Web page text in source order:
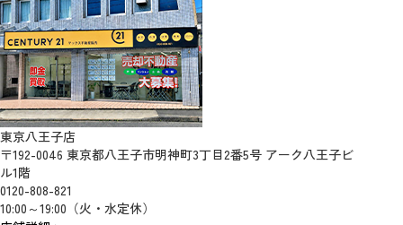
東京八王子店
〒192-0046 東京都八王子市明神町3丁目2番5号 アーク八王子ビ
ル1階
0120-808-821
10:00～19:00（火・水定休）